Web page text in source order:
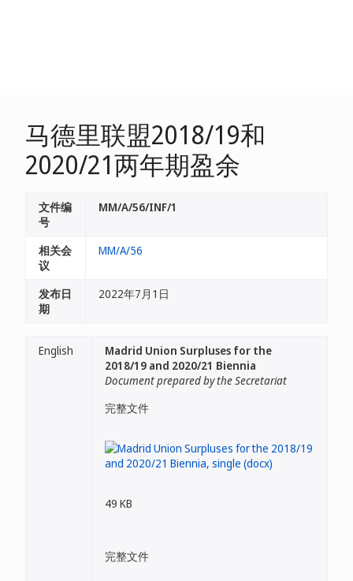
马德里联盟2018/19和
2020/21两年期盈余
文件编
号
MM/A/56/INF/1
相关会
议
MM/A/56
发布日
期
2022年7月1日
English
Madrid Union Surpluses for the
2018/19 and 2020/21 Biennia
Document prepared by the Secretariat
完整文件
49 KB
完整文件